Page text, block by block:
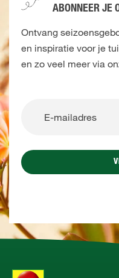
ABONNEER JE
Ontvang
en inspiratie voor je
en zo veel meer via